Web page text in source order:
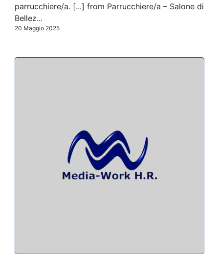
parrucchiere/a. [...] from Parrucchiere/a – Salone di
Bellez...
20 Maggio 2025